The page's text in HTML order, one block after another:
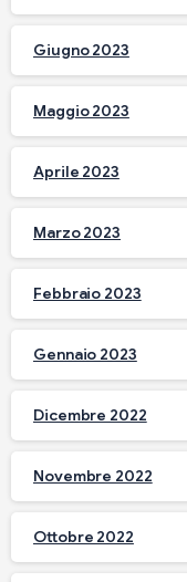
Giugno 2023
Maggio 2023
Aprile 2023
Marzo 2023
Febbraio 2023
Gennaio 2023
Dicembre 2022
Novembre 2022
Ottobre 2022